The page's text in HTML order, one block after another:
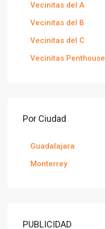
Vecinitas del A
Vecinitas del B
Vecinitas del C
Vecinitas Penthouse
Por Ciudad
Guadalajara
Monterrey
PUBLICIDAD